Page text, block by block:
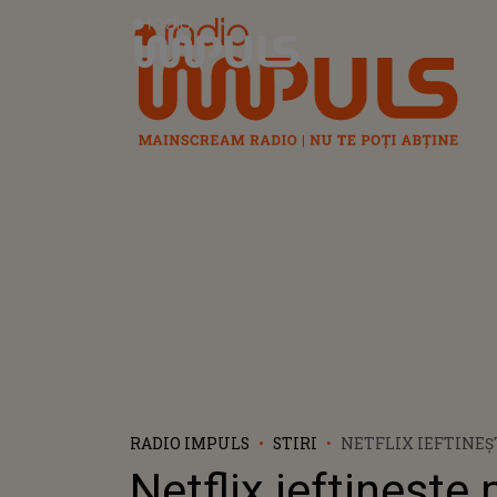
Radio Impuls
RADIO IMPULS STIRI
NETFLIX
UTILIZATORII DIN